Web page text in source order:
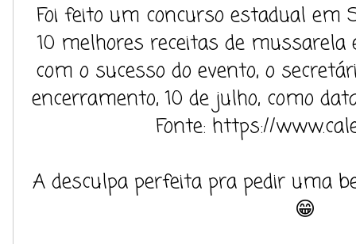
Foi feito um concurso estadual em
10 melhores receitas de mussarela
com o sucesso do evento, o
encerramento, 10 de julho, como
Fonte: https://
A desculpa perfeita pra pedir uma
😁